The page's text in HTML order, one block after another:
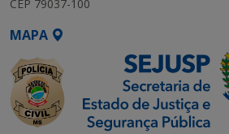
CEP 79037-100
MAPA